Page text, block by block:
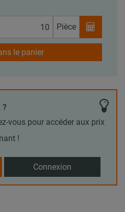
Pièce
le panier
?
vous pour accéder aux prix
!
Connexion